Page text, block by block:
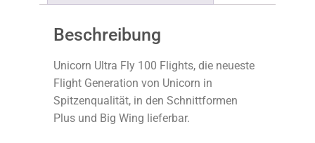
Beschreibung
Unicorn Ultra Fly 100 Flights, die neueste
Flight Generation von Unicorn in
Spitzenqualität, in den Schnittformen
Plus und Big Wing lieferbar.